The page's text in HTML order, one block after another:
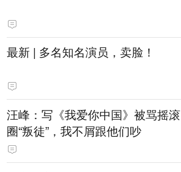
最新 | 多名知名演员，卖脸！
汪峰：写《我爱你中国》被骂摇滚
圈“叛徒”，我不屑跟他们吵